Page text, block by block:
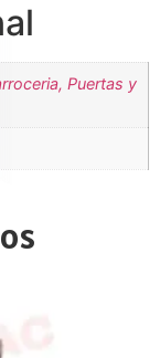
Puertas y